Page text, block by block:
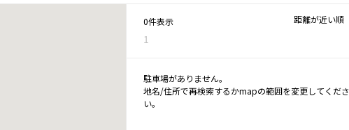
0件表示
1
距離が近い順
駐車場がありません。
地名/住所で再検索するかmapの範囲を変更してくださ
い。